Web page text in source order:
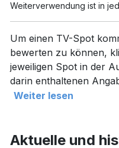
Weiterverwendung ist in
Um einen TV-Spot
bewerten zu können,
jeweiligen Spot in der
darin enthaltenen
Weiter lesen
Aktuelle und